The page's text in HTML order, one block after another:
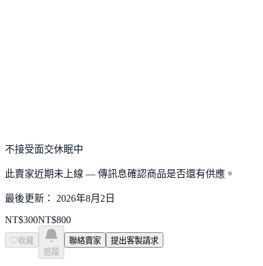
不接受面交休眠中
此賣家近期未上線 — 傳訊息確認商品是否還有供應。
最後更新： 2026年8月2日
NT$300NT$800
♡ 收藏
追蹤
聯絡賣家 提出客製請求